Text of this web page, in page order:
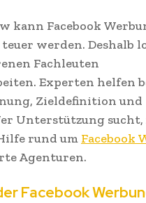
kann Facebook
werden. Deshalb
Fachleuten
Experten helfen
Zieldefinition und
Unterstützung
rund um Facebook
Agenturen.
Facebook